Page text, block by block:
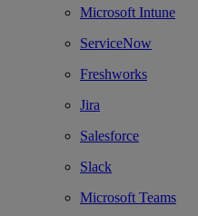
Microsoft Intune
ServiceNow
Freshworks
Jira
Salesforce
Slack
Microsoft Teams